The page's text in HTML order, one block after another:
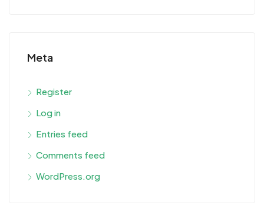
Meta
Register
Log in
Entries feed
Comments feed
WordPress.org